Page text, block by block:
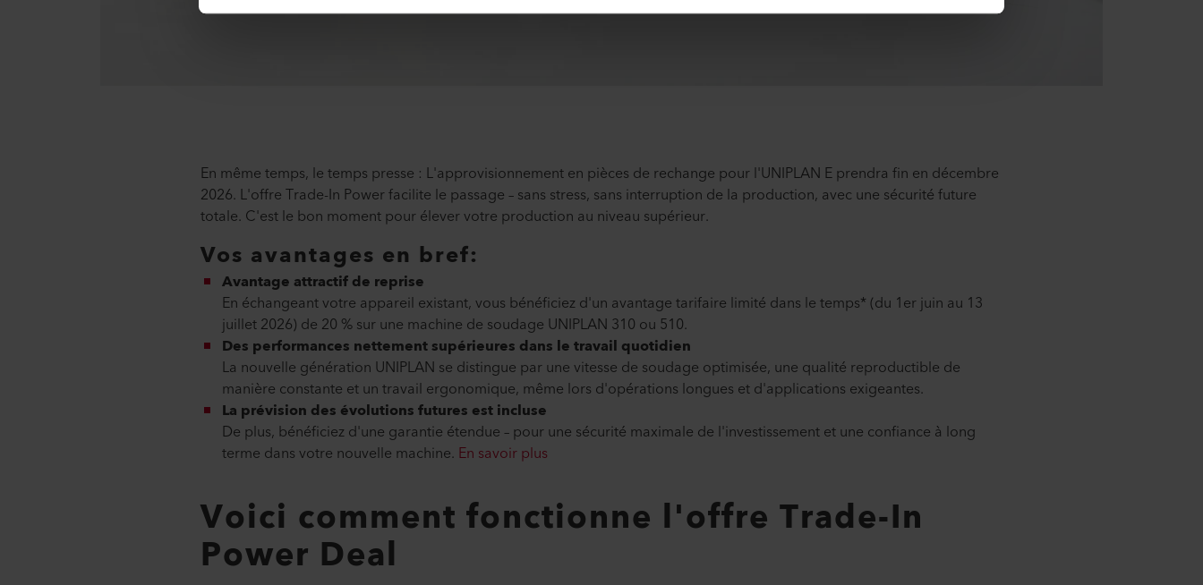
En même temps, le temps presse : L'approvisionnement en pièces de rechange pour l'UNIPLAN E prendra fin en décembre
2026. L'offre Trade-In Power facilite le passage – sans stress, sans interruption de la production, avec une sécurité future
totale. C'est le bon moment pour élever votre production au niveau supérieur.
Vos avantages en bref:
Avantage attractif de reprise
En échangeant votre appareil existant, vous bénéficiez d'un avantage tarifaire limité dans le temps* (du 1er juin au 13
juillet 2026) de 20 % sur une machine de soudage UNIPLAN 310 ou 510.
Des performances nettement supérieures dans le travail quotidien
La nouvelle génération UNIPLAN se distingue par une vitesse de soudage optimisée, une qualité reproductible de
manière constante et un travail ergonomique, même lors d'opérations longues et d'applications exigeantes.
La prévision des évolutions futures est incluse
De plus, bénéficiez d'une garantie étendue – pour une sécurité maximale de l'investissement et une confiance à long
terme dans votre nouvelle machine. En savoir plus
Voici comment fonctionne l'offre Trade-In
Power Deal